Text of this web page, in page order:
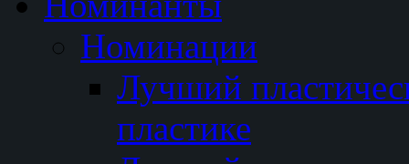
Номинации
Лучший
пластике